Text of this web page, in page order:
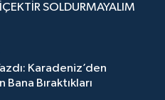
SOLDURMAYALIM
Karadeniz’den
Bana Bıraktıkları